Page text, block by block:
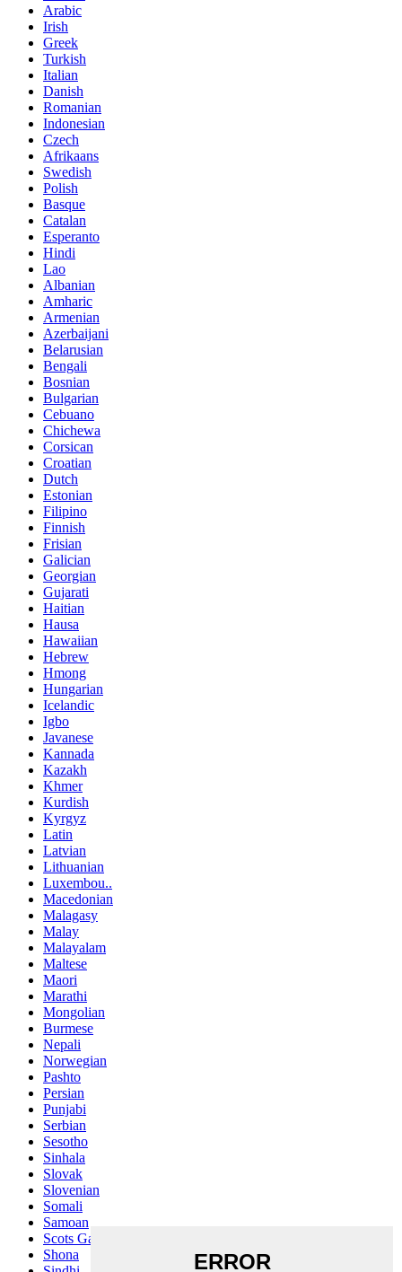
Arabic
Irish
Greek
Turkish
Italian
Danish
Romanian
Indonesian
Czech
Afrikaans
Swedish
Polish
Basque
Catalan
Esperanto
Hindi
Lao
Albanian
Amharic
Armenian
Azerbaijani
Belarusian
Bengali
Bosnian
Bulgarian
Cebuano
Chichewa
Corsican
Croatian
Dutch
Estonian
Filipino
Finnish
Frisian
Galician
Georgian
Gujarati
Haitian
Hausa
Hawaiian
Hebrew
Hmong
Hungarian
Icelandic
Igbo
Javanese
Kannada
Kazakh
Khmer
Kurdish
Kyrgyz
Latin
Latvian
Lithuanian
Luxembou..
Macedonian
Malagasy
Malay
Malayalam
Maltese
Maori
Marathi
Mongolian
Burmese
Nepali
Norwegian
Pashto
Persian
Punjabi
Serbian
Sesotho
Sinhala
Slovak
Slovenian
Somali
Samoan
Scots Gaelic
Shona